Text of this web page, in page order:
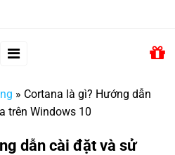
» Cortana là gì? Hướng dẫn
trên Windows 10
dẫn cài đặt và sử